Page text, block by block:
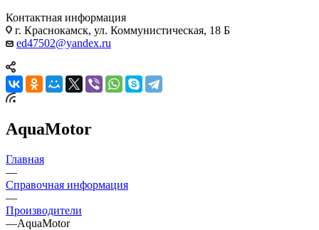
Контактная информация
г. Краснокамск, ул. Коммунистическая, 18 Б
ed47502@yandex.ru
AquaMotor
Главная
—
Справочная информация
—
Производители
—AquaMotor